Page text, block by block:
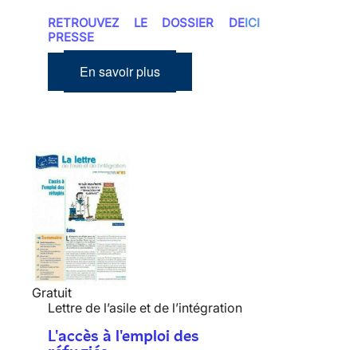
RETROUVEZ LE DOSSIER DE
PRESSE
ICI
En savoir plus
Gratuit
Lettre de l’asile et de l’intégration
L'accès à l'emploi des